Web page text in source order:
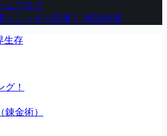
ムブログ
こっそり応援！ 特設会場
生存
グ！
金術）